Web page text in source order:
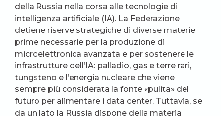
della Russia nella corsa alle tecnologie di
intelligenza artificiale (IA). La Federazione
detiene riserve strategiche di diverse materie
prime necessarie per la produzione di
microelettronica avanzata e per sostenere le
infrastrutture dell’IA: palladio, gas e terre rari,
tungsteno e l’energia nucleare che viene
sempre più considerata la fonte «pulita» del
futuro per alimentare i data center. Tuttavia, se
da un lato la Russia dispone della materia